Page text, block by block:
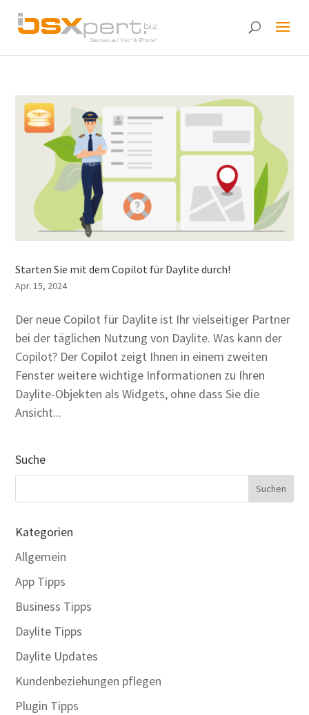
Starten Sie mit dem Copilot für Daylite durch!
Apr. 15, 2024
Der neue Copilot für Daylite ist Ihr vielseitiger Partner
bei der täglichen Nutzung von Daylite. Was kann der
Copilot? Der Copilot zeigt Ihnen in einem zweiten
Fenster weitere wichtige Informationen zu Ihren
Daylite-Objekten als Widgets, ohne dass Sie die
Ansicht...
Suche
Kategorien
Allgemein
App Tipps
Business Tipps
Daylite Tipps
Daylite Updates
Kundenbeziehungen pflegen
Plugin Tipps